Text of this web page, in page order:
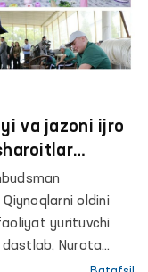
ekanliklarini his
va jazoni ijro
oldini
yurituvchi
dastlab, Nurota
uchun